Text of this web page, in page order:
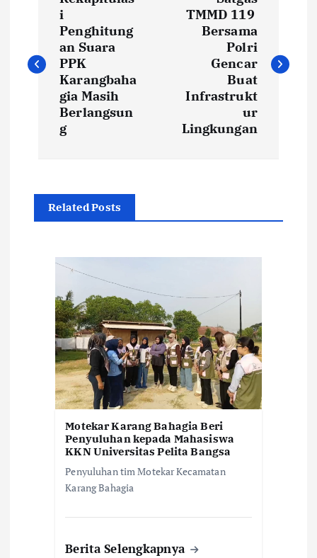
v
s
i
Penghitung
an Suara
PPK
Karangbaha
gia Masih
Berlangsun
g
TMMD 119
Bersama
Polri
Gencar
Buat
Infrastrukt
ur
Lingkungan
Related Posts
Motekar Karang Bahagia Beri
Penyuluhan kepada Mahasiswa
KKN Universitas Pelita Bangsa
Penyuluhan tim Motekar Kecamatan
Karang Bahagia
Berita Selengkapnya